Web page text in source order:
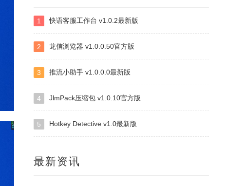
ImapBox邮箱网盘
云诺
1 快语客服工作台 v1.0.2最新版
2 龙信浏览器 v1.0.0.50官方版
3 推流小助手 v1.0.0.0最新版
4 JlmPack压缩包 v1.0.10官方版
5 Hotkey Detective v1.0最新版
最新资讯